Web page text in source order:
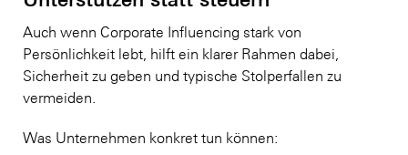
Auch wenn Corporate Influencing stark von
Persönlichkeit lebt, hilft ein klarer Rahmen dabei,
Sicherheit zu geben und typische Stolperfallen zu
vermeiden.
Was Unternehmen konkret tun können: